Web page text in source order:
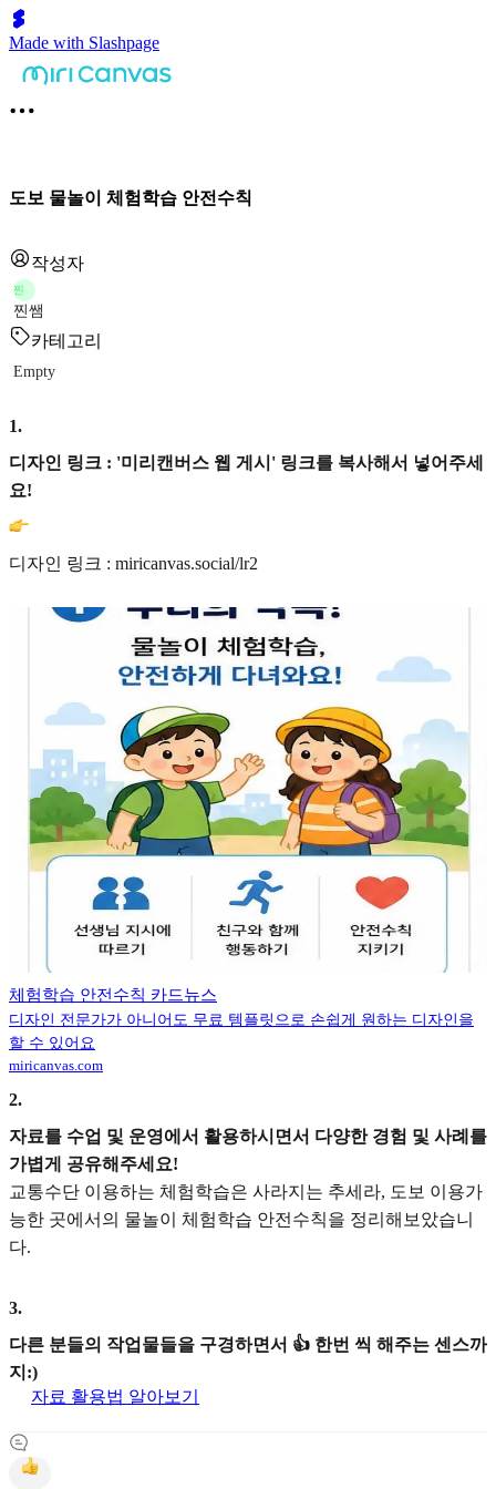
Made with Slashpage
도보 물놀이 체험학습 안전수칙
작성자
찐
찐쌤
카테고리
Empty
1.
디자인 링크 : '미리캔버스 웹 게시' 링크를 복사해서 넣어주세
요!
디자인 링크 : miricanvas.social/lr2
체험학습 안전수칙 카드뉴스
디자인 전문가가 아니어도 무료 템플릿으로 손쉽게 원하는 디자인을
할 수 있어요
miricanvas.com
2.
자료를 수업 및 운영에서 활용하시면서 다양한 경험 및 사례를
가볍게 공유해주세요!
교통수단 이용하는 체험학습은 사라지는 추세라, 도보 이용가
능한 곳에서의 물놀이 체험학습 안전수칙을 정리해보았습니
다.
3.
다른 분들의 작업물들을 구경하면서 👍 한번 씩 해주는 센스까
지:)
자료 활용법 알아보기